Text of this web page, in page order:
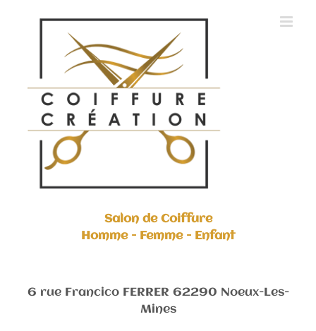
Salon de Coiffure
Homme - Femme - Enfant
6 rue Francico FERRER 62290 Noeux-Les-
Mines